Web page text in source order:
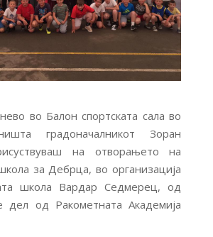
во Балон спортската сала во
градоначалникот Зоран
на отворањето на
за Дебрца, во организација
школа Вардар Седмерец, од
дел од Ракометната Академија